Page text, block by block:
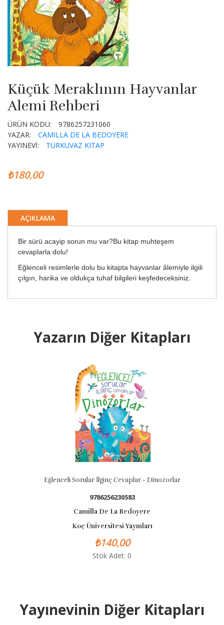
Küçük Meraklının Hayvanlar
Alemi Rehberi
ÜRÜN KODU:
9786257231060
YAZAR:
CAMILLA DE LA BEDOYERE
YAYINEVİ:
TURKUVAZ KITAP
₺180,00
AÇIKLAMA
Bir sürü acayip sorun mu var?Bu kitap muhteşem
cevaplarla dolu!
Eğlenceli resimlerle dolu bu kitapta hayvanlar âlemiyle ilgili
çılgın, harika ve oldukça tuhaf bilgileri keşfedeceksiniz.
Yazarın Diğer Kitapları
Eğlenceli Sorular İlginç Cevaplar - Dinozorlar
9786256230583
Camilla De La Bedoyere
Koç Üniversitesi Yayınları
₺140,00
Stok Adet: 0
Yayınevinin Diğer Kitapları